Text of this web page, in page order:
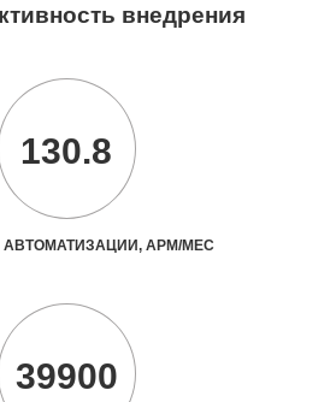
внедрения
130.8
АВТОМАТИЗАЦИИ, АРМ/МЕС
39900